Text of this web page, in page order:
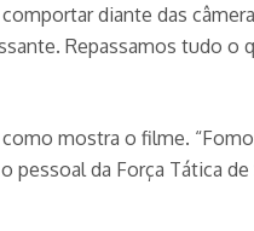
diante das
Repassamos tudo o
mostra o filme.
da Força Tática